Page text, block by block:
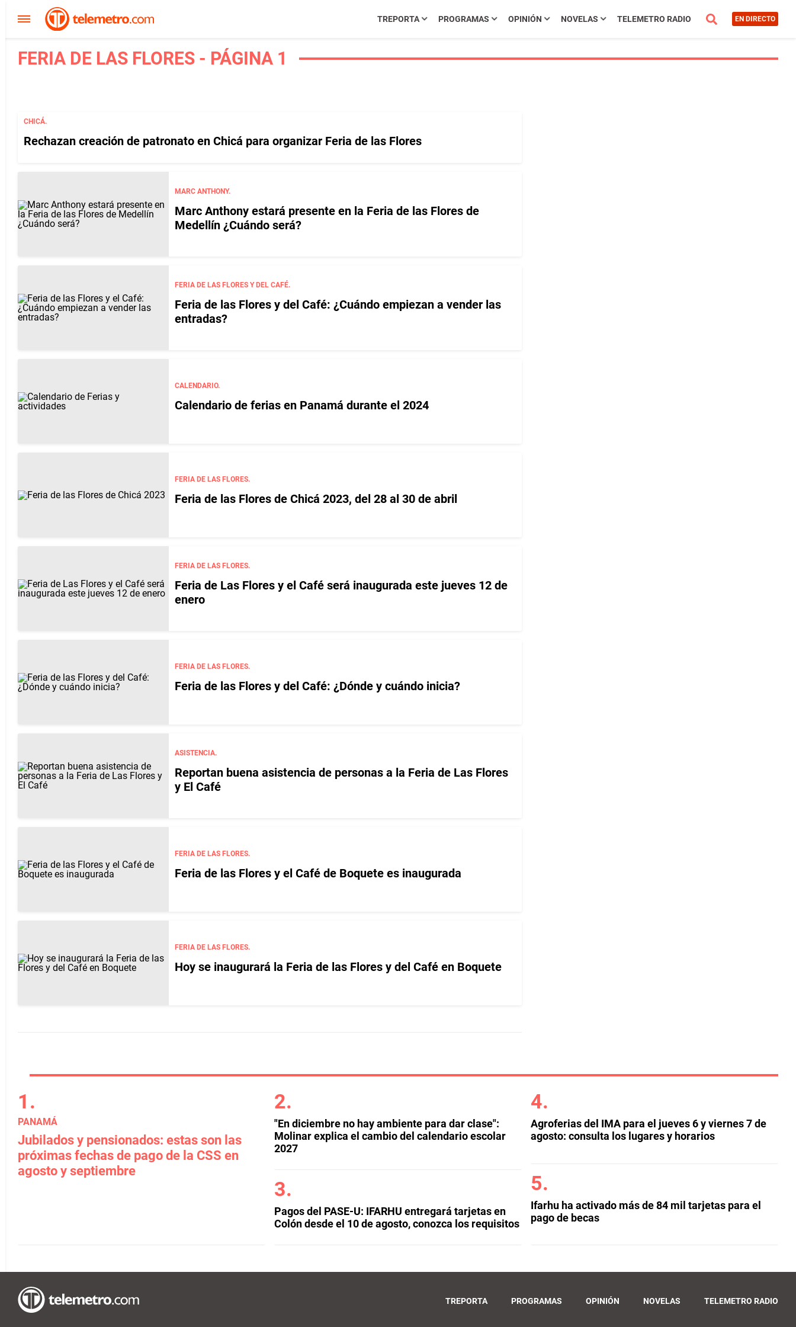
TREPORTA PROGRAMAS OPINIÓN NOVELAS TELEMETRO RADIO EN DIRECTO
FERIA DE LAS FLORES - PÁGINA 1
CHICÁ.
Rechazan creación de patronato en Chicá para organizar Feria de las Flores
MARC ANTHONY.
Marc Anthony estará presente en la Feria de las Flores de
Medellín ¿Cuándo será?
FERIA DE LAS FLORES Y DEL CAFÉ.
Feria de las Flores y del Café: ¿Cuándo empiezan a vender las
entradas?
CALENDARIO.
Calendario de ferias en Panamá durante el 2024
FERIA DE LAS FLORES.
Feria de las Flores de Chicá 2023, del 28 al 30 de abril
FERIA DE LAS FLORES.
Feria de Las Flores y el Café será inaugurada este jueves 12 de
enero
FERIA DE LAS FLORES.
Feria de las Flores y del Café: ¿Dónde y cuándo inicia?
ASISTENCIA.
Reportan buena asistencia de personas a la Feria de Las Flores
y El Café
FERIA DE LAS FLORES.
Feria de las Flores y el Café de Boquete es inaugurada
FERIA DE LAS FLORES.
Hoy se inaugurará la Feria de las Flores y del Café en Boquete
PANAMÁ
Jubilados y pensionados: estas son las
próximas fechas de pago de la CSS en
agosto y septiembre
"En diciembre no hay ambiente para dar clase":
Molinar explica el cambio del calendario escolar
2027
Pagos del PASE-U: IFARHU entregará tarjetas en
Colón desde el 10 de agosto, conozca los requisitos
Agroferias del IMA para el jueves 6 y viernes 7 de
agosto: consulta los lugares y horarios
Ifarhu ha activado más de 84 mil tarjetas para el
pago de becas
TREPORTA PROGRAMAS OPINIÓN NOVELAS TELEMETRO RADIO